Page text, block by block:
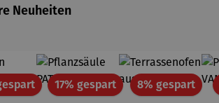
Neuheiten
Rabatt17% gespartRabatt8% gespart